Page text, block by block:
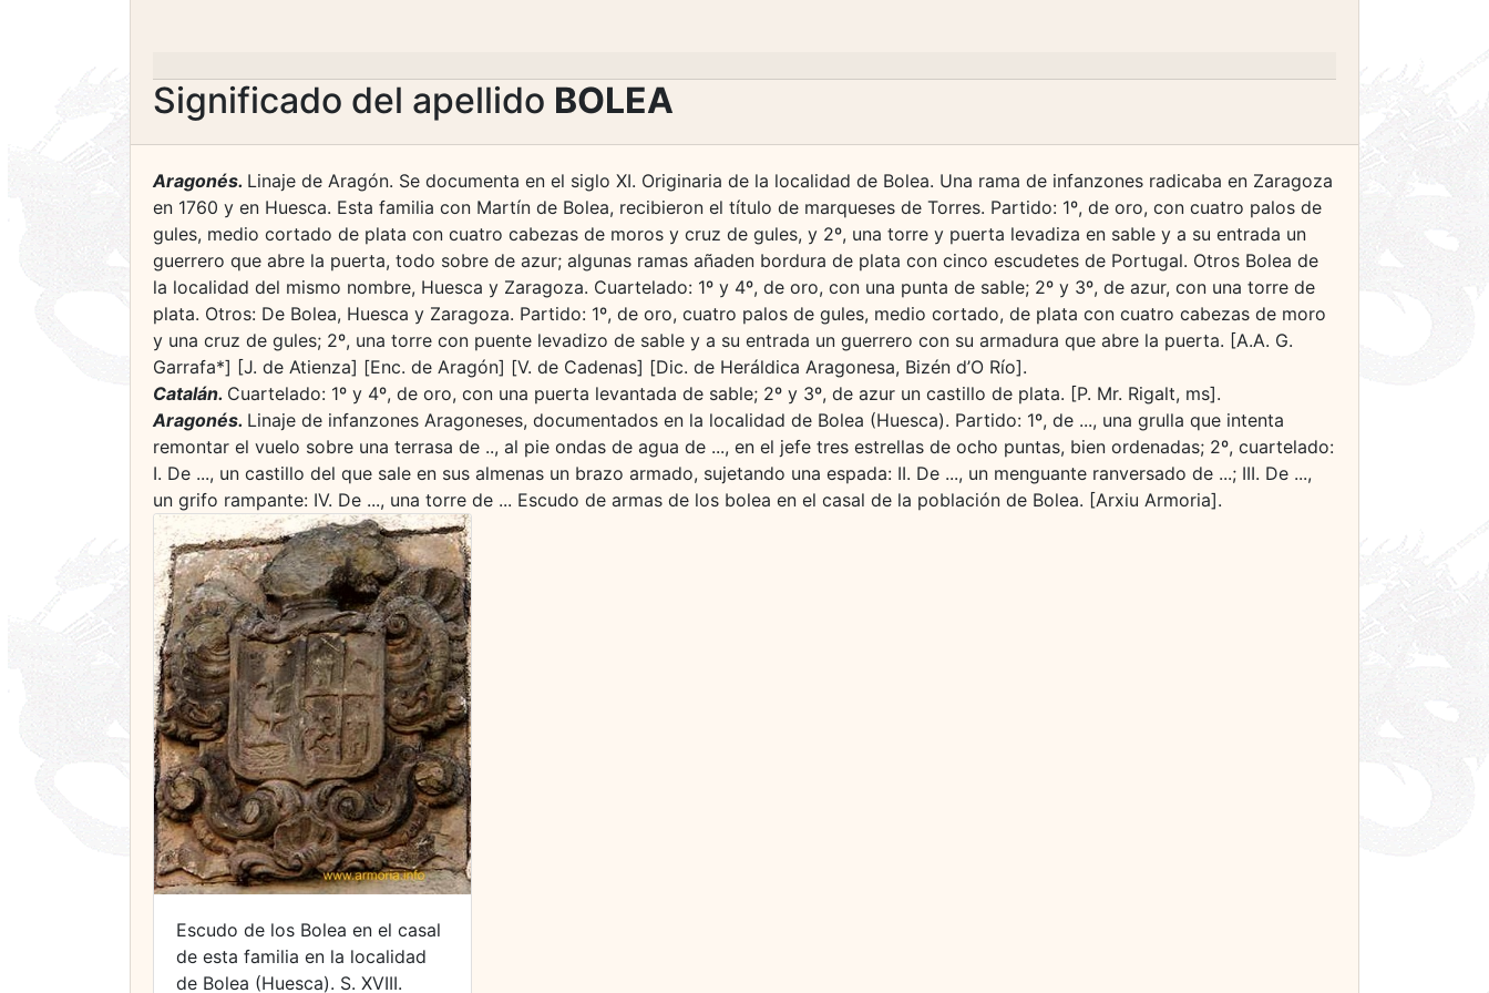
Significado del apellido BOLEA
Aragonés. Linaje de Aragón. Se documenta en el siglo XI. Originaria de la localidad de Bolea. Una rama de infanzones radicaba en Zaragoza
en 1760 y en Huesca. Esta familia con Martín de Bolea, recibieron el título de marqueses de Torres. Partido: 1º, de oro, con cuatro palos de
gules, medio cortado de plata con cuatro cabezas de moros y cruz de gules, y 2º, una torre y puerta levadiza en sable y a su entrada un
guerrero que abre la puerta, todo sobre de azur; algunas ramas añaden bordura de plata con cinco escudetes de Portugal. Otros Bolea de
la localidad del mismo nombre, Huesca y Zaragoza. Cuartelado: 1º y 4º, de oro, con una punta de sable; 2º y 3º, de azur, con una torre de
plata. Otros: De Bolea, Huesca y Zaragoza. Partido: 1º, de oro, cuatro palos de gules, medio cortado, de plata con cuatro cabezas de moro
y una cruz de gules; 2º, una torre con puente levadizo de sable y a su entrada un guerrero con su armadura que abre la puerta. [A.A. G.
Garrafa*] [J. de Atienza] [Enc. de Aragón] [V. de Cadenas] [Dic. de Heráldica Aragonesa, Bizén d’O Río].
Catalán. Cuartelado: 1º y 4º, de oro, con una puerta levantada de sable; 2º y 3º, de azur un castillo de plata. [P. Mr. Rigalt, ms].
Aragonés. Linaje de infanzones Aragoneses, documentados en la localidad de Bolea (Huesca). Partido: 1º, de ..., una grulla que intenta
remontar el vuelo sobre una terrasa de .., al pie ondas de agua de ..., en el jefe tres estrellas de ocho puntas, bien ordenadas; 2º, cuartelado:
I. De ..., un castillo del que sale en sus almenas un brazo armado, sujetando una espada: II. De ..., un menguante ranversado de ...; III. De ...,
un grifo rampante: IV. De ..., una torre de ... Escudo de armas de los bolea en el casal de la población de Bolea. [Arxiu Armoria].
Escudo de los Bolea en el casal
de esta familia en la localidad
de Bolea (Huesca). S. XVIII.